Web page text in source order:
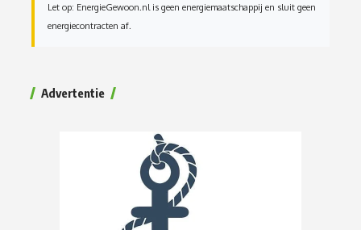
Let op: EnergieGewoon.nl is geen energiemaatschappij en sluit geen
energiecontracten af.
Advertentie